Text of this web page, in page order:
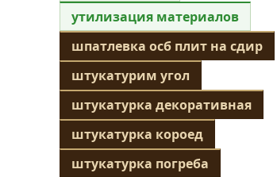
утилизация материалов
шпатлевка осб плит на сдир
штукатурим угол
штукатурка декоративная
штукатурка короед
штукатурка погреба